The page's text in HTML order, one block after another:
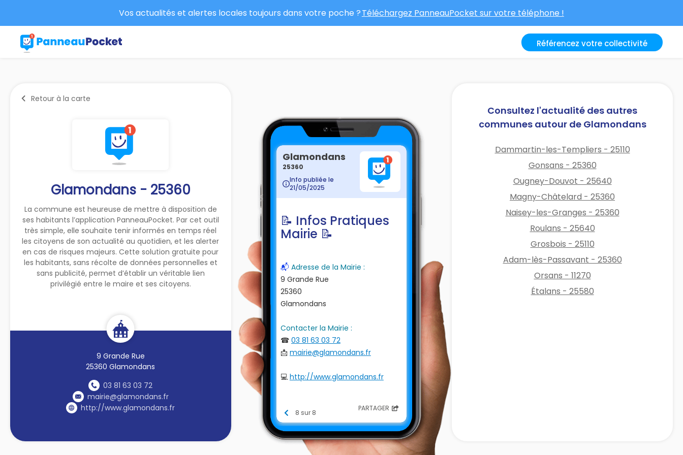
Vos actualités et alertes locales toujours dans votre poche ?Téléchargez PanneauPocket sur votre téléphone !
Référencez votre collectivité
Retour à la carte
Glamondans - 25360
La commune est heureuse de mettre à disposition de
ses habitants l’application PanneauPocket. Par cet outil
très simple, elle souhaite tenir informés en temps réel
les citoyens de son actualité au quotidien, et les alerter
en cas de risques majeurs. Cette solution gratuite pour
les habitants, sans récolte de données personnelles et
sans publicité, permet d’établir un véritable lien
privilégié entre le maire et ses citoyens.
9 Grande Rue
25360 Glamondans
03 81 63 03 72
mairie@glamondans.fr
http://www.glamondans.fr
Glamondans
25360
Info publiée le
21/05/2025
📝 Infos Pratiques
Mairie 📝
📬 Adresse de la Mairie :
9 Grande Rue
25360
Glamondans
Contacter la Mairie :
☎ 03 81 63 03 72
📩 mairie@glamondans.fr
💻 http://www.glamondans.fr
8 sur 8 PARTAGER
Consultez l'actualité des autres
communes autour de Glamondans
Dammartin-les-Templiers - 25110
Gonsans - 25360
Ougney-Douvot - 25640
Magny-Châtelard - 25360
Naisey-les-Granges - 25360
Roulans - 25640
Grosbois - 25110
Adam-lès-Passavant - 25360
Orsans - 11270
Étalans - 25580